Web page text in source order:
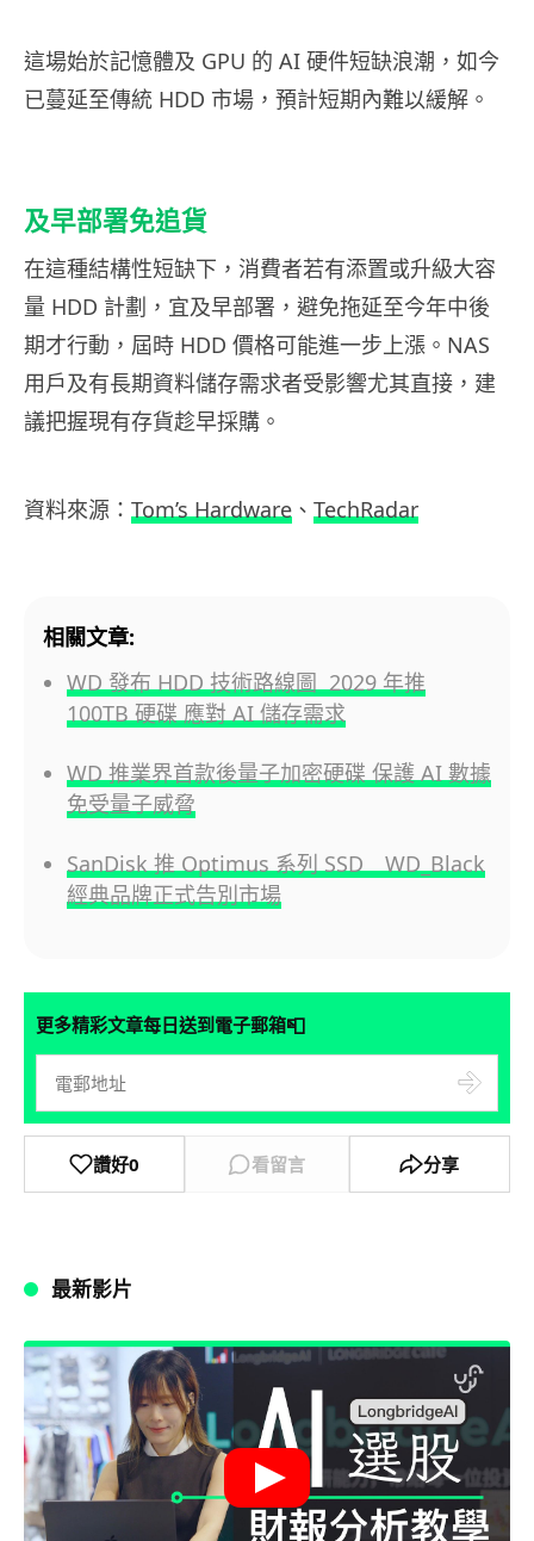
這場始於記憶體及 GPU 的 AI 硬件短缺浪潮，如今
已蔓延至傳統 HDD 市場，預計短期內難以緩解。
及早部署免追貨
在這種結構性短缺下，消費者若有添置或升級大容
量 HDD 計劃，宜及早部署，避免拖延至今年中後
期才行動，屆時 HDD 價格可能進一步上漲。NAS
用戶及有長期資料儲存需求者受影響尤其直接，建
議把握現有存貨趁早採購。
資料來源： Tom’s Hardware 、 TechRadar
相關文章:
WD 發布 HDD 技術路線圖 2029 年推
100TB 硬碟 應對 AI 儲存需求
WD 推業界首款後量子加密硬碟 保護 AI 數據
免受量子威脅
SanDisk 推 Optimus 系列 SSD WD_Black
經典品牌正式告別市場
更多精彩文章每日送到電子郵箱📮
讚好0 看留言 分享
最新影片